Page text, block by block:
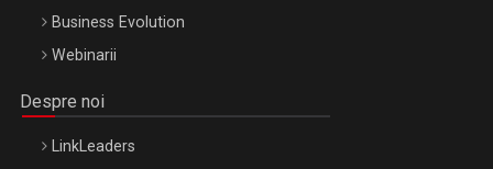
Business Evolution
Webinarii
Despre noi
LinkLeaders